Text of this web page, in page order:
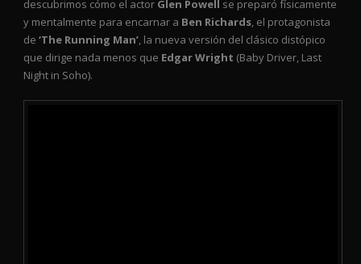
descubrimos cómo el actor Glen Powell se preparó físicamente
y mentalmente para encarnar a Ben Richards, el protagonista
de ‘The Running Man’, la nueva versión del clásico distópico
que dirige nada menos que Edgar Wright (Baby Driver, Last
Night in Soho).